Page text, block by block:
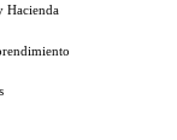
Hacienda